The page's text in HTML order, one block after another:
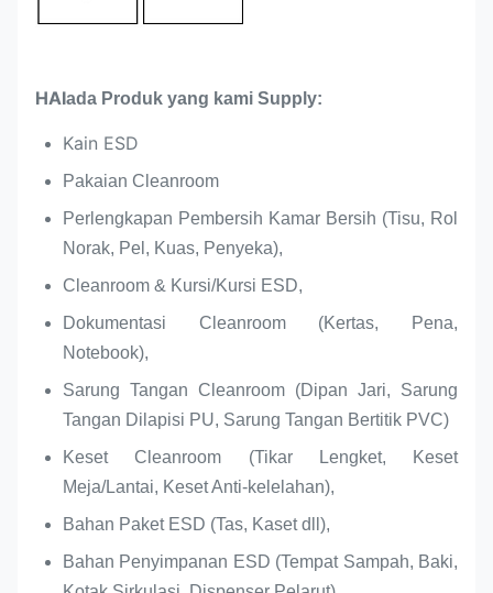
HAIada Produk yang kami Supply:
Kain ESD
Pakaian Cleanroom
Perlengkapan Pembersih Kamar Bersih (Tisu, Rol
Norak, Pel, Kuas, Penyeka),
Cleanroom & Kursi/Kursi ESD,
Dokumentasi Cleanroom (Kertas, Pena,
Notebook),
Sarung Tangan Cleanroom (Dipan Jari, Sarung
Tangan Dilapisi PU, Sarung Tangan Bertitik PVC)
Keset Cleanroom (Tikar Lengket, Keset
Meja/Lantai, Keset Anti-kelelahan),
Bahan Paket ESD (Tas, Kaset dll),
Bahan Penyimpanan ESD (Tempat Sampah, Baki,